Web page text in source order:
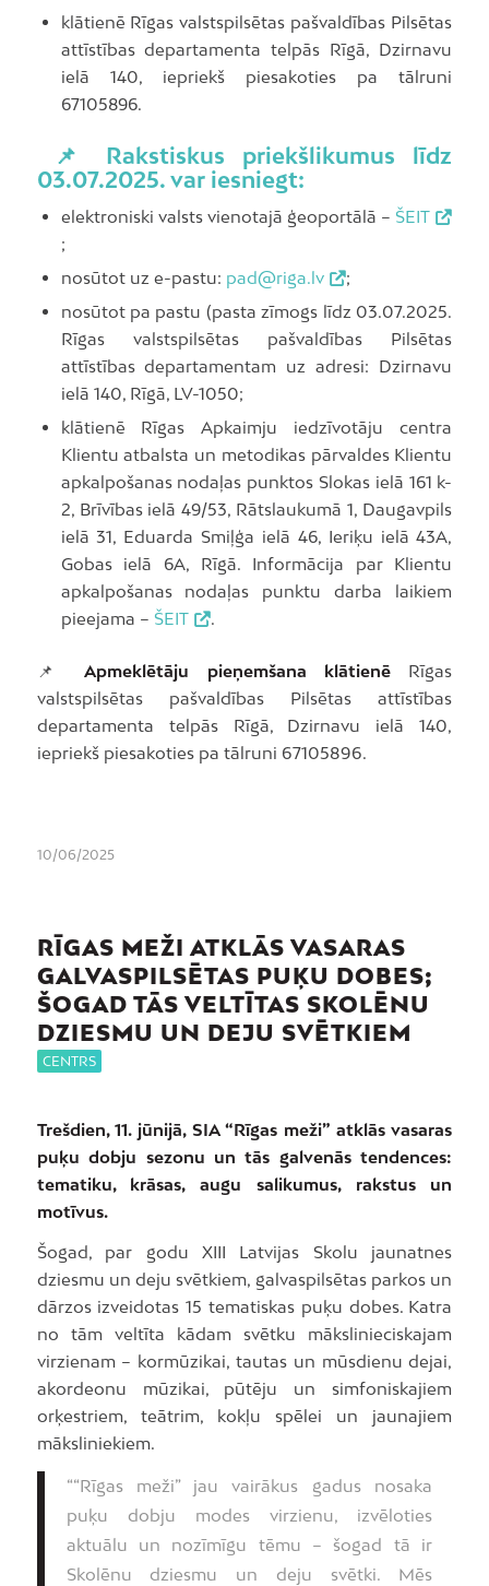
klātienē Rīgas valstspilsētas pašvaldības Pilsētas
attīstības departamenta telpās Rīgā, Dzirnavu
ielā 140, iepriekš piesakoties pa tālruni
67105896.
📌 Rakstiskus priekšlikumus līdz
03.07.2025. var iesniegt:
elektroniski valsts vienotajā ģeoportālā – ŠEIT
;
nosūtot uz e-pastu: pad@riga.lv
;
nosūtot pa pastu (pasta zīmogs līdz 03.07.2025.
Rīgas valstspilsētas pašvaldības Pilsētas
attīstības departamentam uz adresi: Dzirnavu
ielā 140, Rīgā, LV-1050;
klātienē Rīgas Apkaimju iedzīvotāju centra
Klientu atbalsta un metodikas pārvaldes Klientu
apkalpošanas nodaļas punktos Slokas ielā 161 k-
2, Brīvības ielā 49/53, Rātslaukumā 1, Daugavpils
ielā 31, Eduarda Smiļģa ielā 46, Ieriķu ielā 43A,
Gobas ielā 6A, Rīgā. Informācija par Klientu
apkalpošanas nodaļas punktu darba laikiem
pieejama – ŠEIT .
📌Apmeklētāju pieņemšana klātienē Rīgas
valstspilsētas pašvaldības Pilsētas attīstības
departamenta telpās Rīgā, Dzirnavu ielā 140,
iepriekš piesakoties pa tālruni 67105896.
10/06/2025
RĪGAS MEŽI ATKLĀS VASARAS
GALVASPILSĒTAS PUĶU DOBES;
ŠOGAD TĀS VELTĪTAS SKOLĒNU
DZIESMU UN DEJU SVĒTKIEM
CENTRS
Trešdien, 11. jūnijā, SIA “Rīgas meži” atklās vasaras
puķu dobju sezonu un tās galvenās tendences:
tematiku, krāsas, augu salikumus, rakstus un
motīvus.
Šogad, par godu XIII Latvijas Skolu jaunatnes
dziesmu un deju svētkiem, galvaspilsētas parkos un
dārzos izveidotas 15 tematiskas puķu dobes. Katra
no tām veltīta kādam svētku mākslinieciskajam
virzienam – kormūzikai, tautas un mūsdienu dejai,
akordeonu mūzikai, pūtēju un simfoniskajiem
orķestriem, teātrim, kokļu spēlei un jaunajiem
māksliniekiem.
““Rīgas meži” jau vairākus gadus nosaka
puķu dobju modes virzienu, izvēloties
aktuālu un nozīmīgu tēmu – šogad tā ir
Skolēnu dziesmu un deju svētki. Mēs